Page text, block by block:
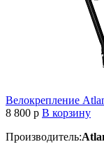
Велокрепление
8 800 p В корзину
Производитель: